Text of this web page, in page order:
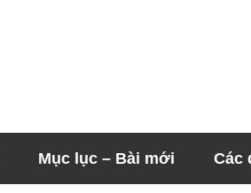
Mục lục – Bài mới Các